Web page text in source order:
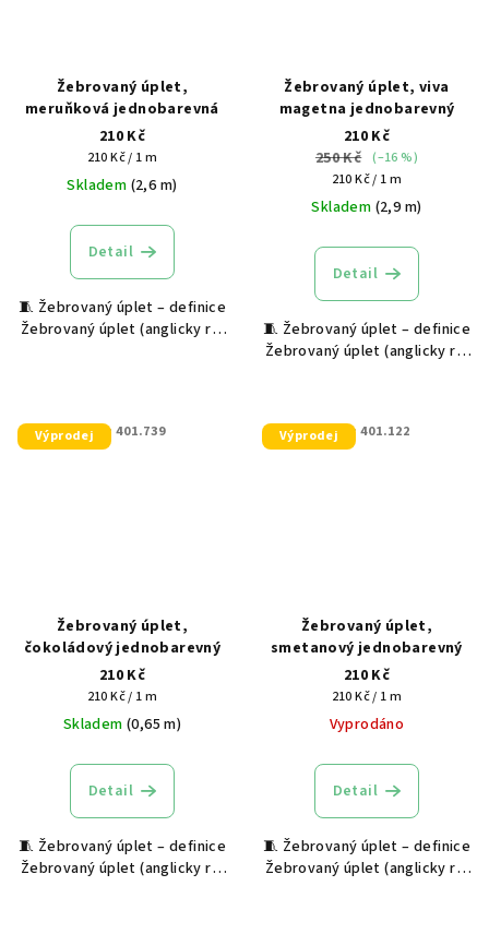
Žebrovaný úplet,
meruňková jednobarevná
210 Kč
Měrná
cena:
210 Kč / 1 m
Skladem (2,6 m)
Detail
🧵 Žebrovaný úplet – definice
Žebrovaný úplet (anglicky rib
ok na...
Žebrovaný úplet, viva
magetna jednobarevný
210 Kč
250 Kč (–16 %)
Měrná
cena:
210 Kč / 1 m
Skladem (2,9 m)
Detail
🧵 Žebrovaný úplet – definice
Žebrovaný úplet (anglicky rib
střídáním lícních a rubových
Výprodej
Žebrovaný úplet,
čokoládový jednobarevný
210 Kč
Měrná
cena:
210 Kč / 1 m
Skladem (0,65 m)
Detail
🧵 Žebrovaný úplet – definice
Žebrovaný úplet (anglicky rib
KÓD:401.739 Výprodej
Žebrovaný úplet,
smetanový jednobarevný
210 Kč
Měrná
cena:
210 Kč / 1 m
Vyprodáno
Detail
🧵 Žebrovaný úplet – definice
Žebrovaný úplet (anglicky rib
KÓD:401.122